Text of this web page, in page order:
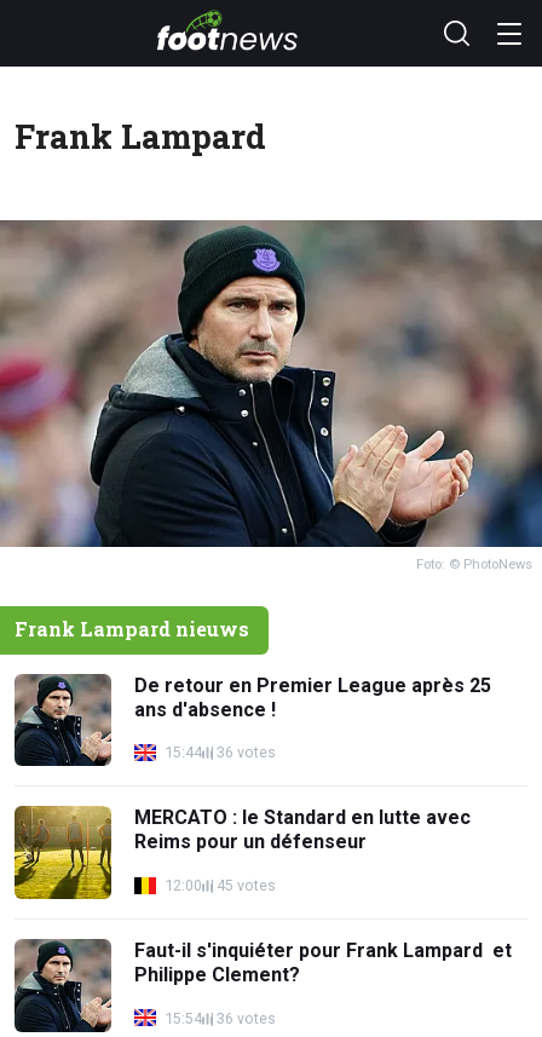
Frank Lampard
Foto: © PhotoNews
Frank Lampard nieuws
De retour en Premier League après 25
ans d'absence !
15:44 36 votes
MERCATO : le Standard en lutte avec
Reims pour un défenseur
12:00 45 votes
Faut-il s'inquiéter pour Frank Lampard et
Philippe Clement?
15:54 36 votes